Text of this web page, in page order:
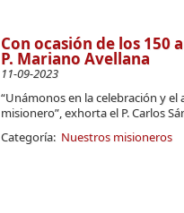
Con ocasión de los 150
P. Mariano Avellana
11-09-2023
“Unámonos en la celebración y
misionero”, exhorta el P. Carlos
Categoría: Nuestros misioneros